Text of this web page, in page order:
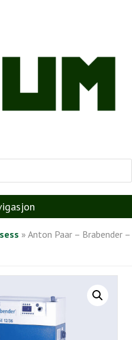
» Anton Paar – Brabender –